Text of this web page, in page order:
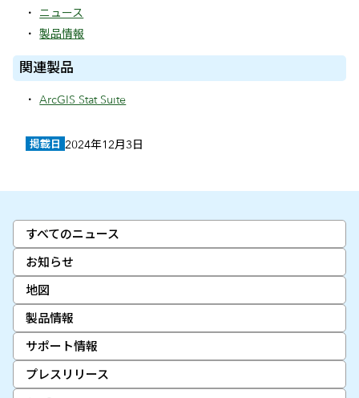
すべてのニュース
お知らせ
地図
製品情報
サポート情報
プレスリリース
ニュース
製品情報
関連製品
ArcGIS Stat Suite
掲載日 2024年12月3日